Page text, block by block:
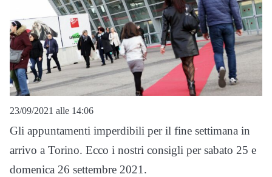
23/09/2021 alle 14:06
Gli appuntamenti imperdibili per il fine settimana in
arrivo a Torino. Ecco i nostri consigli per sabato 25 e
domenica 26 settembre 2021.